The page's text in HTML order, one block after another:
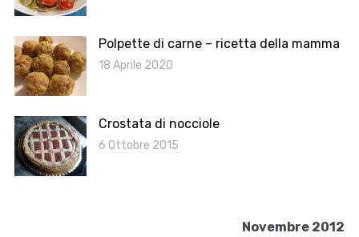
Polpette di carne – ricetta della mamma
18 Aprile 2020
Crostata di nocciole
6 Ottobre 2015
Novembre 2012